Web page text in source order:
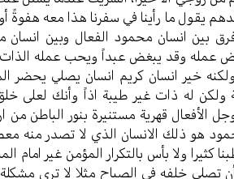
يقول ما رأينا في سفرنا هذا معه هفوةً
بين انسان محمود الفعال وبين انسان
عمله وقد يبغض عبداً ويحب عمله الذات
خير انسان كريم انسان يصلي يحضر
ولكن له ذات غير طيبة اذاً وأنك لعلى
الأفعال قهرية مستنيرة بنور الباطن
هو ذلك الانسان الذي لا تصدر منه
كثيرا ولا بأس بالتكرار المؤمن غير
تصلي خلفه في الصباح مثلا لا ترى